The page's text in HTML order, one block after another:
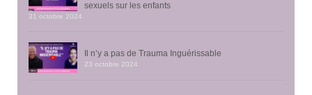
sexuels sur les enfants
31 octobre 2024
Il n’y a pas de Trauma Inguérissable
23 octobre 2024